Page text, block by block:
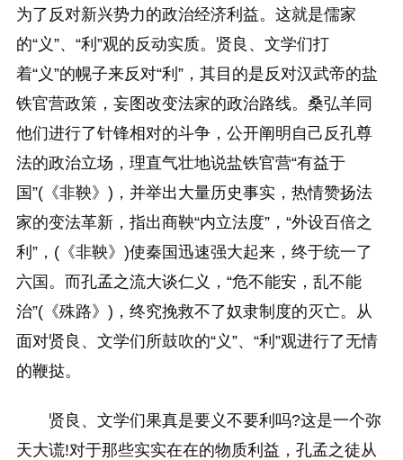
为了反对新兴势力的政治经济利益。这就是儒家
的“义”、“利”观的反动实质。贤良、文学们打
着“义”的幌子来反对“利”，其目的是反对汉武帝的盐
铁官营政策，妄图改变法家的政治路线。桑弘羊同
他们进行了针锋相对的斗争，公开阐明自己反孔尊
法的政治立场，理直气壮地说盐铁官营“有益于
国”(《非鞅》)，并举出大量历史事实，热情赞扬法
家的变法革新，指出商鞅“内立法度”，“外设百倍之
利”，(《非鞅》)使秦国迅速强大起来，终于统一了
六国。而孔孟之流大谈仁义，“危不能安，乱不能
治”(《殊路》)，终究挽救不了奴隶制度的灭亡。从
面对贤良、文学们所鼓吹的“义”、“利”观进行了无情
的鞭挞。
贤良、文学们果真是要义不要利吗?这是一个弥
天大谎!对于那些实实在在的物质利益，孔孟之徒从